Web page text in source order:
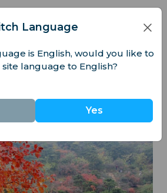
: 品嚐月餅，共賞團圓明月。
月）: 沉浸於層林盡染的賞楓勝地。
Language
is English, would you like to
language to English?
Yes